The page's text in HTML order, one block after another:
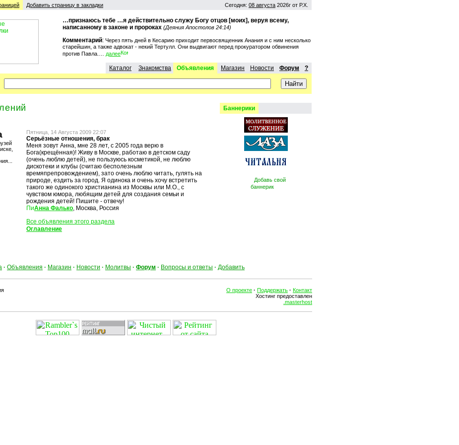
Добавить страницу в закладки Сегодня: 08 августа 2026г от Р.Х.
…признаюсь тебе …я действительно служу Богу отцов [моих], веруя всему,
написанному в законе и пророках (Деяния Апостолов 24:14)
Комментарий: Через пять дней в Кесарию приходит первосвященник Анания и с ним несколько
старейшин, а также адвокат - некий Тертулл. Они выдвигают перед прокуратором обвинения
против Павла.… далее
Каталог Знакомства Объявления Магазин Новости Форум ?
Пятница, 14 Августа 2009 22:07
Серьёзные отношения, брак
Меня зовут Анна, мне 28 лет, с 2005 года верю в
Бога(крещённая)! Живу в Москве, работаю в детском саду
(очень люблю детей), не пользуюсь косметикой, не люблю
дискотеки и клубы (считаю бесполезным
времяпрепровождением), зато очень люблю читать, гулять на
природе, ездить за город. Я одинока и очень хочу встретить
такого же одинокого христианина из Москвы или М.О., с
чувством юмора, любящим детей для создания семьи и
рождения детей! Пишите - отвечу!
Анна Фалько, Москва, Россия
Все объявления этого раздела
Оглавление
Баннерики
Добавь свой
баннерик
· Объявления · Магазин · Новости · Молитвы · Форум · Вопросы и ответы · Добавить
О проекте · Поддержать · Контакт
Хостинг предоставлен
.masterhost